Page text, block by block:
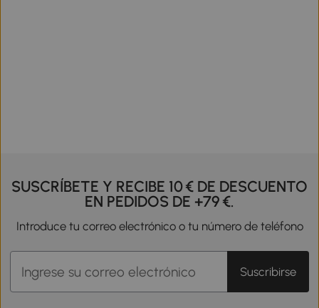
SUSCRÍBETE Y RECIBE 10 € DE DESCUENTO
EN PEDIDOS DE +79 €.
Introduce tu correo electrónico o tu número de teléfono
Suscribirse